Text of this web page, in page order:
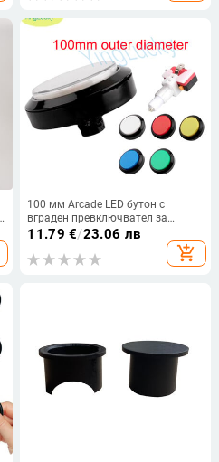
100 мм Arcade LED бутон с
вграден превключвател за
нулиране, плосък осветен бутон,
голям бутон за кран на игровата
конзола
11.79 €/23.06 лв
add_shopping_cart